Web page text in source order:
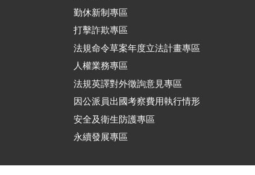
勤休新制專區
打擊詐欺專區
法規命令草案年度立法計畫專區
人權業務專區
法規英譯對外徵詢意見專區
因公派員出國考察費用執行情形
安全及衛生防護專區
永續發展專區